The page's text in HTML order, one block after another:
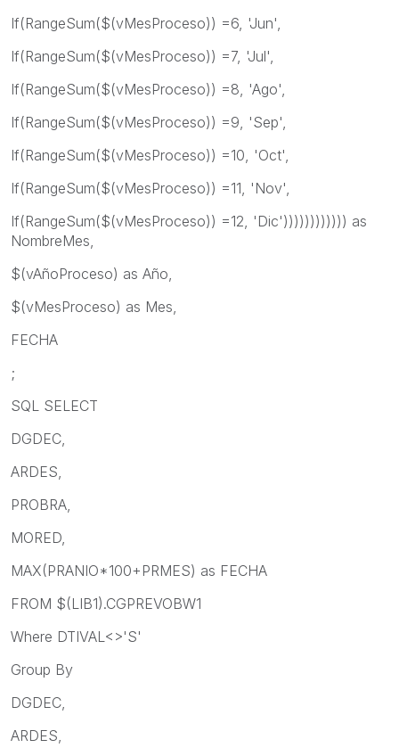
If(RangeSum($(vMesProceso)) =6, 'Jun',
If(RangeSum($(vMesProceso)) =7, 'Jul',
If(RangeSum($(vMesProceso)) =8, 'Ago',
If(RangeSum($(vMesProceso)) =9, 'Sep',
If(RangeSum($(vMesProceso)) =10, 'Oct',
If(RangeSum($(vMesProceso)) =11, 'Nov',
If(RangeSum($(vMesProceso)) =12, 'Dic')))))))))))) as
NombreMes,
$(vAñoProceso) as Año,
$(vMesProceso) as Mes,
FECHA
;
SQL SELECT
DGDEC,
ARDES,
PROBRA,
MORED,
MAX(PRANIO*100+PRMES) as FECHA
FROM $(LIB1).CGPREVOBW1
Where DTIVAL<>'S'
Group By
DGDEC,
ARDES,